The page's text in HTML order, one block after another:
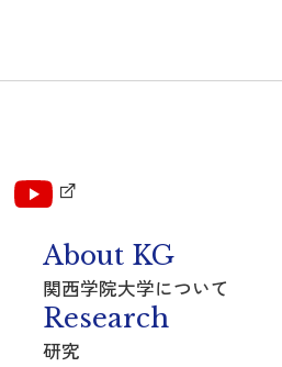
About KG
関西学院大学について
Research
研究